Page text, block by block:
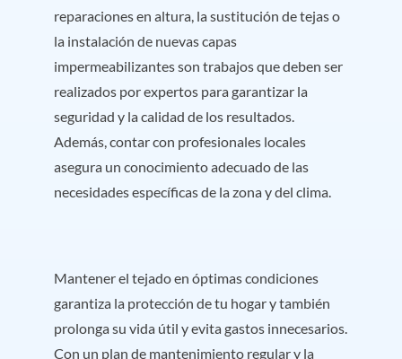
reparaciones en altura, la sustitución de tejas o
la instalación de nuevas capas
impermeabilizantes son trabajos que deben ser
realizados por expertos para garantizar la
seguridad y la calidad de los resultados.
Además, contar con profesionales locales
asegura un conocimiento adecuado de las
necesidades específicas de la zona y del clima.
Mantener el tejado en óptimas condiciones
garantiza la protección de tu hogar y también
prolonga su vida útil y evita gastos innecesarios.
Con un plan de mantenimiento regular y la